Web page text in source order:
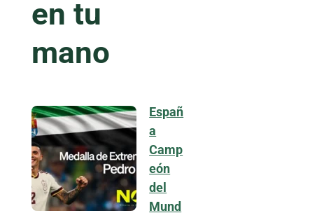
en tu
mano
Españ
a
Camp
eón
del
Mund